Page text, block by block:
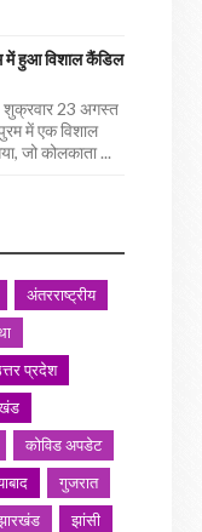
में हुआ विशाल कैंडिल
शुक्रवार 23 अगस्त
में एक विशाल
जो कोलकाता ...
अंतरराष्ट्रीय
प्रदेश
कोविड अपडेट
गुजरात
झांसी